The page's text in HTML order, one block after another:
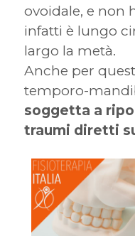
ovoidale, e non
infatti è lungo
largo la metà.
Anche per
temporo-
soggetta a
traumi diretti